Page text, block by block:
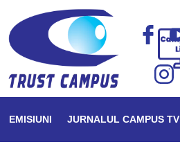
EMISIUNI JURNALUL CAMPUS TV